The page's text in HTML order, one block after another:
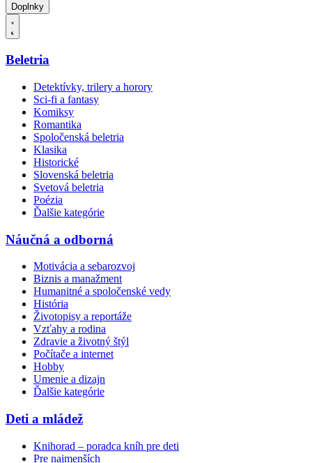
Doplnky
Beletria
Detektívky, trilery a horory
Sci-fi a fantasy
Komiksy
Romantika
Spoločenská beletria
Klasika
Historické
Slovenská beletria
Svetová beletria
Poézia
Ďalšie kategórie
Náučná a odborná
Motivácia a sebarozvoj
Biznis a manažment
Humanitné a spoločenské vedy
História
Životopisy a reportáže
Vzťahy a rodina
Zdravie a životný štýl
Počítače a internet
Hobby
Umenie a dizajn
Ďalšie kategórie
Deti a mládež
Knihorad – poradca kníh pre deti
Pre najmenších